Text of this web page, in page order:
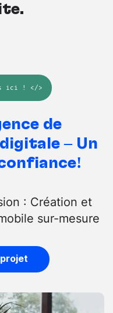
ici ! </>
de
– Un
: Création et
sur-mesure